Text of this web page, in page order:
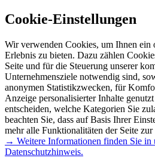
Cookie-Einstellungen
Wir verwenden Cookies, um Ihnen ein
Erlebnis zu bieten. Dazu zählen
Seite und für die Steuerung unserer
Unternehmensziele notwendig sind,
anonymen Statistikzwecken, für
Anzeige personalisierter Inhalte
entscheiden, welche Kategorien Sie
beachten Sie, dass auf Basis Ihrer
mehr alle Funktionalitäten der Seite
→ Weitere Informationen finden Sie in
Datenschutzhinweis.